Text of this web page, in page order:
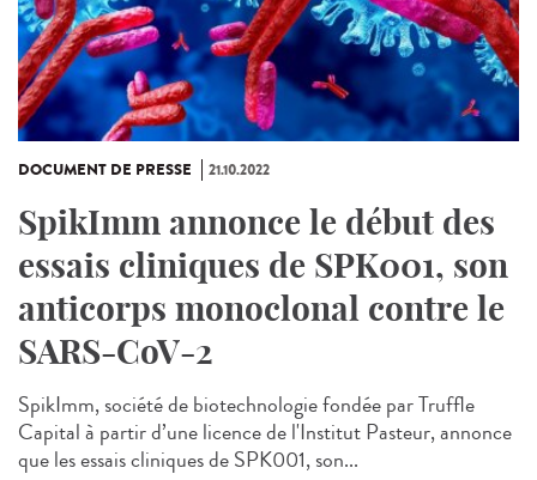
DOCUMENT DE PRESSE 21.10.2022
SpikImm annonce le début des
essais cliniques de SPK001, son
anticorps monoclonal contre le
SARS-CoV-2
SpikImm, société de biotechnologie fondée par Truffle
Capital à partir d’une licence de l'Institut Pasteur, annonce
que les essais cliniques de SPK001, son...